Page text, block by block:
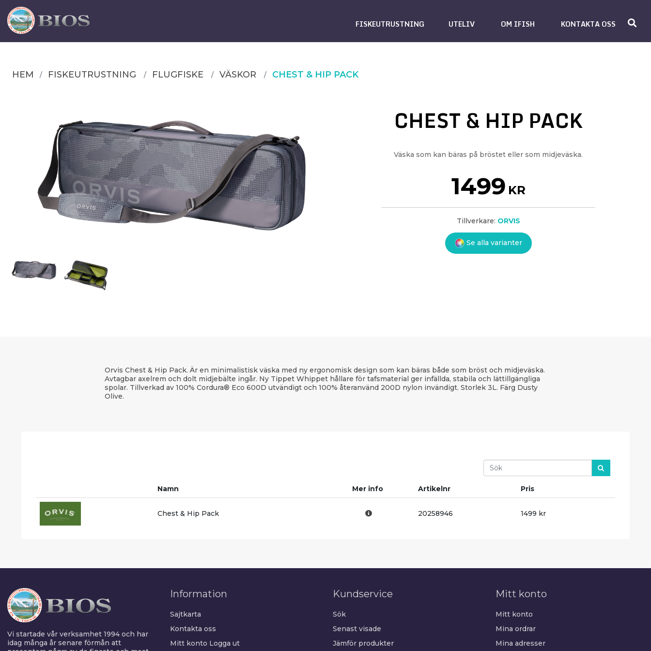
FISKEUTRUSTNING UTELIV OM IFISH KONTAKTA OSS
HEM FISKEUTRUSTNING FLUGFISKE VÄSKOR CHEST & HIP PACK
CHEST & HIP PACK
Väska som kan bäras på bröstet eller som midjeväska.
1499 KR
Tillverkare: ORVIS
Se alla varianter
Orvis Chest & Hip Pack. Är en minimalistisk väska med ny ergonomisk design som kan bäras både som bröst och midjeväska.
Avtagbar axelrem och dolt midjebälte ingår. Ny Tippet Whippet hållare för tafsmaterial ger infällda, stabila och lättillgängliga
spolar. Tillverkad av 100% Cordura® Eco 600D utvändigt och 100% återanvänd 200D nylon invändigt. Storlek 3L. Färg Dusty
Olive.
Search
Namn Mer info Artikelnr Pris
Chest & Hip Pack 20258946 1499 kr
Vi startade vår verksamhet 1994 och har
idag många år senare förmån att
Information
Sajtkarta
Kontakta oss
Mitt konto Logga ut
Kundservice
Sök
Senast visade
Jämför produkter
Mitt konto
Mitt konto
Mina ordrar
Mina adresser